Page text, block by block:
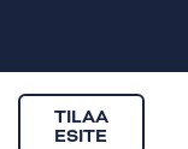
TILAA
ESITE